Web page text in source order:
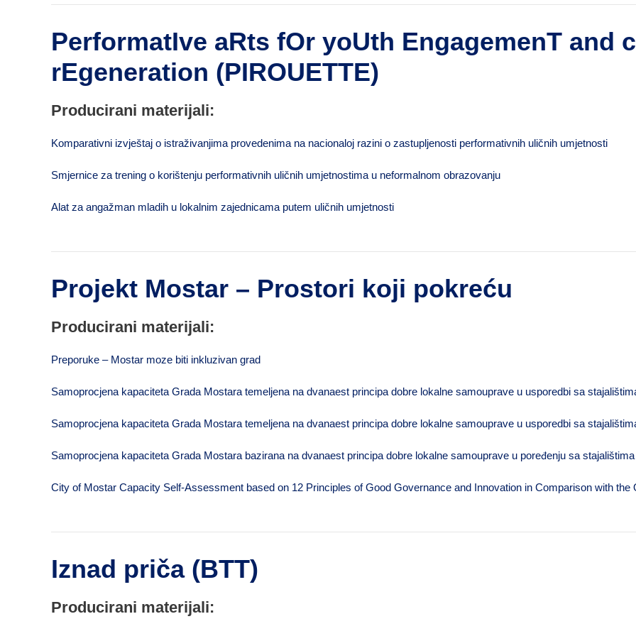
PerformatIve aRts fOr yoUth EngagemenT and
rEgeneration (PIROUETTE)
Producirani materijali:
Komparativni izvještaj o istraživanjima provedenima na nacionaloj razini o zastupljenosti performativnih uličnih umjetnosti
Smjernice za trening o korištenju performativnih uličnih umjetnostima u neformalnom obrazovanju
Alat za angažman mladih u lokalnim zajednicama putem uličnih umjetnosti
Projekt Mostar – Prostori koji pokreću
Producirani materijali:
Preporuke – Mostar moze biti inkluzivan grad
Samoprocjena kapaciteta Grada Mostara temeljena na dvanaest principa dobre lokalne samouprave u usporedbi sa
Samoprocjena kapaciteta Grada Mostara temeljena na dvanaest principa dobre lokalne samouprave u usporedbi sa
Samoprocjena kapaciteta Grada Mostara bazirana na dvanaest principa dobre lokalne samouprave u poređenju sa
City of Mostar Capacity Self-Assessment based on 12 Principles of Good Governance and Innovation in Comparison with the
Iznad priča (BTT)
Producirani materijali: